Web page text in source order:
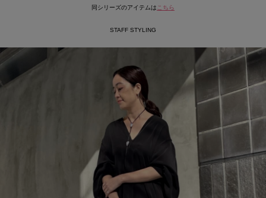
同シリーズのアイテムはこちら
STAFF STYLING